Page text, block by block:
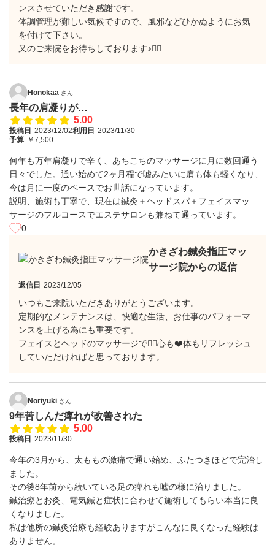
ンスさせていただき感謝です。
体調管理が難しい気候ですので、風邪などひかぬようにお気
を付けて下さい。
又のご来院をお待ちしております♪🙇‍♀️
Honokaa さん
長年の肩凝りが…
5.00
投稿日 2023/12/02利用日 2023/11/30
予算 ￥7,500
何年も万年肩凝りで辛く、あちこちのマッサージに月に数回通う
日々でした。通い始めて2ヶ月程で嘘みたいに肩も体も軽くなり、
今は月に一度のペースでお世話になっています。
説明、施術も丁寧で、現在は鍼灸＋ヘッドスパ＋フェイスマッ
サージのフルコースでエステサロンも兼ねて通っています。
0
かきざわ鍼灸指圧マッ
サージ院からの返信
返信日 2023/12/05
いつもご来院いただきありがとうございます。
定期的なメンテナンスは、快適な生活、お仕事のパフォーマ
ンスを上げる為にも重要です。
フェイスとヘッドのマッサージで💆‍♀️心も❤️体もリフレッシュ
していただければと思っております。
Noriyuki さん
9年苦しんだ痺れが改善された
5.00
投稿日 2023/11/30
今年の3月から、太ももの激痛で通い始め、ふたつきほどで完治し
ました。
その後8年前から続いている足の痺れも嘘の様に治りました。
鍼治療とお灸、電気鍼と症状に合わせて施術してもらい本当に良
くなりました。
私は他所の鍼灸治療も経験ありますがこんなに良くなった経験は
ありません。